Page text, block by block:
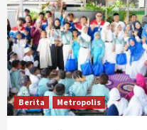
Berita Metropolis